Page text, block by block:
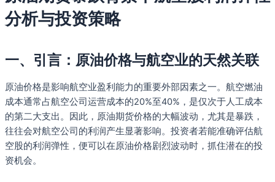
分析与投资策略
一、引言：原油价格与航空业的天然关联
原油价格是影响航空业盈利能力的重要外部因素之一。航空燃油
成本通常占航空公司运营成本的20%至40%，是仅次于人工成本
的第二大支出。因此，原油期货价格的大幅波动，尤其是暴跌，
往往会对航空公司的利润产生显著影响。投资者若能准确评估航
空股的利润弹性，便可以在原油价格剧烈波动时，抓住潜在的投
资机会。